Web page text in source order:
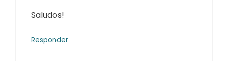
Saludos!
Responder